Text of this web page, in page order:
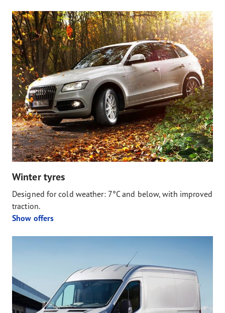
Winter tyres
Designed for cold weather: 7°C and below, with improved
traction.
Show offers